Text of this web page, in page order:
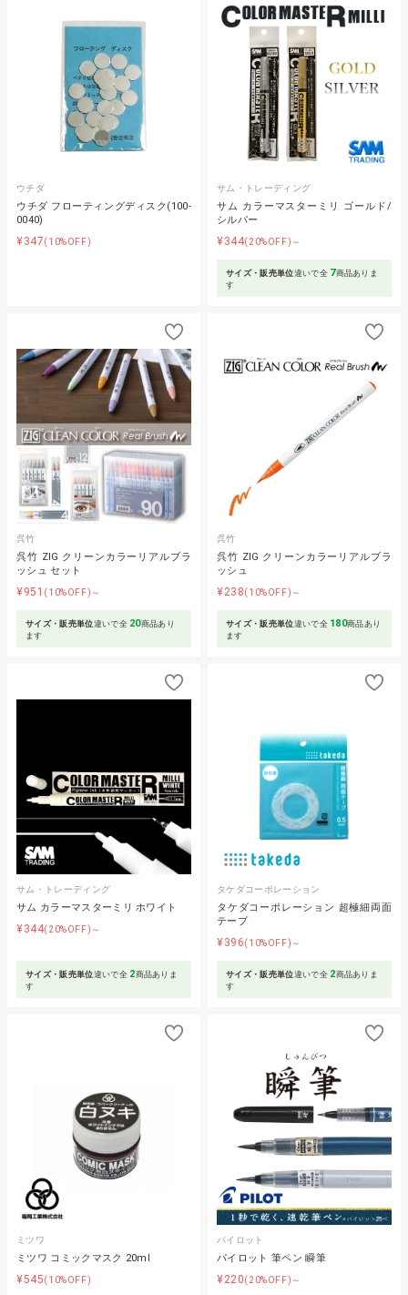
ウチダ
ウチダ フローティングディスク(100-
0040)
¥347(10%OFF)
サム・トレーディング
サム カラーマスターミリ ゴールド/
シルバー
¥344(20%OFF)～
サイズ・販売単位違いで全 7商品ありま
す
呉竹
呉竹 ZIG クリーンカラーリアルブラ
ッシュ セット
¥951 (10%OFF)～
サイズ・販売単位違いで全 20商品あり
ます
呉竹
呉竹 ZIG クリーンカラーリアルブラ
ッシュ
¥238(10%OFF)～
サイズ・販売単位違いで全 180商品あり
ます
サム・トレーディング
サム カラーマスターミリ ホワイト
¥344(20%OFF)～
サイズ・販売単位違いで全 2商品ありま
す
タケダコーポレーション
タケダコーポレーション 超極細両面
テープ
¥396(10%OFF)～
サイズ・販売単位違いで全 2商品ありま
す
ミツワ
ミツワ コミックマスク 20ml
¥545(10%OFF)
パイロット
パイロット 筆ペン 瞬筆
¥220(20%OFF)～